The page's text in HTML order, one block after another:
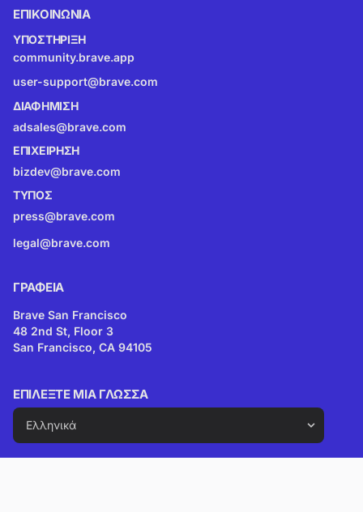
ΕΠΙΚΟΙΝΩΝΊΑ
ΥΠΟΣΤΉΡΙΞΗ
community.brave.app
user-support@brave.com
ΔΙΑΦΉΜΙΣΗ
adsales@brave.com
ΕΠΙΧΕΊΡΗΣΗ
bizdev@brave.com
ΤΎΠΟΣ
press@brave.com
legal@brave.com
ΓΡΑΦΕΊΑ
Brave San Francisco
48 2nd St, Floor 3
San Francisco, CA 94105
ΕΠΙΛΈΞΤΕ ΜΙΑ ΓΛΏΣΣΑ